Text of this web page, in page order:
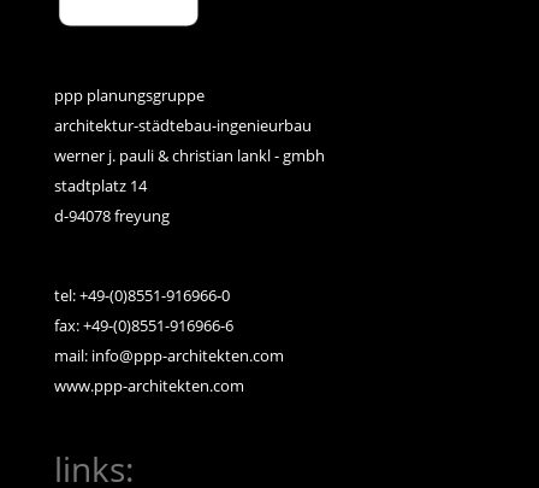
ppp planungsgruppe
architektur-städtebau-ingenieurbau
werner j. pauli & christian lankl - gmbh
stadtplatz 14
d-94078 freyung
tel: +49-(0)8551-916966-0
fax: +49-(0)8551-916966-6
mail: info@ppp-architekten.com
www.ppp-architekten.com
links: